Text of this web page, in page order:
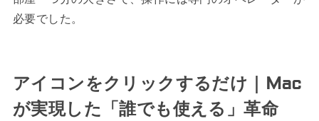
必要でした。
アイコンをクリックするだけ｜Mac
が実現した「誰でも使える」革命